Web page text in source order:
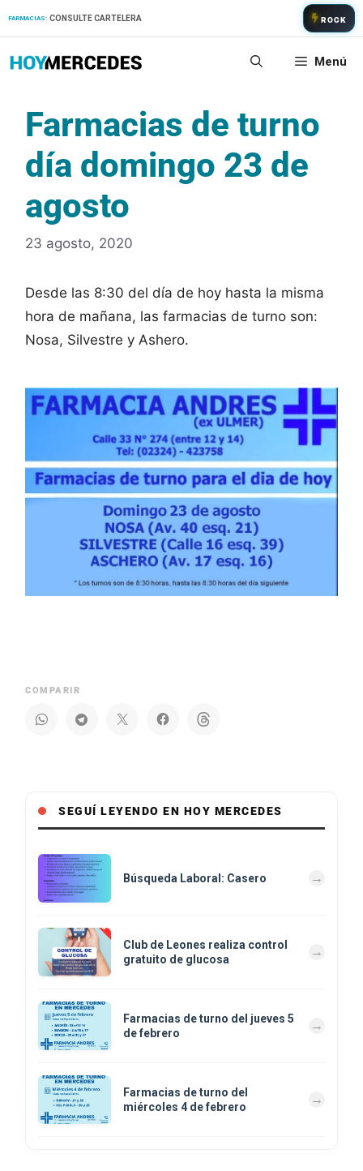
FARMACIAS: CONSULTE CARTELERA ROCK
Menú
Farmacias de turno
día domingo 23 de
agosto
23 agosto, 2020
Desde las 8:30 del día de hoy hasta la misma
hora de mañana, las farmacias de turno son:
Nosa, Silvestre y Ashero.
COMPARIR
SEGUÍ LEYENDO EN HOY MERCEDES
Búsqueda Laboral: Casero
Club de Leones realiza control
gratuito de glucosa
Farmacias de turno del jueves 5
de febrero
Farmacias de turno del
miércoles 4 de febrero